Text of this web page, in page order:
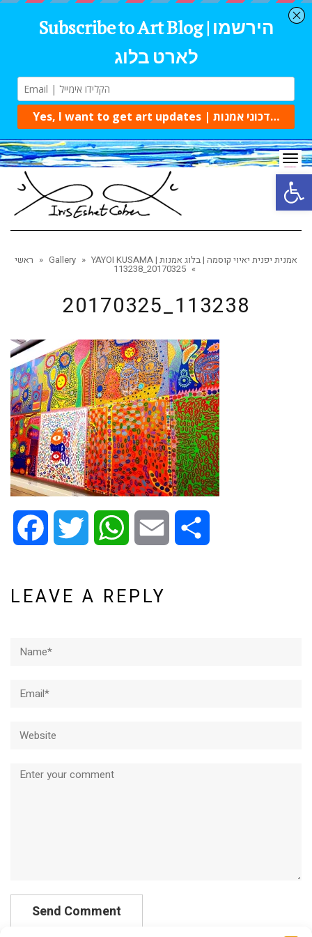
ראשי » Gallery » YAYOI KUSAMA | אמנית יפנית יאיוי קוסמה | בלוג אמנות
»
20170325_113238
20170325_113238
Facebook Twitter WhatsApp Email
LEAVE A REPLY
Comment